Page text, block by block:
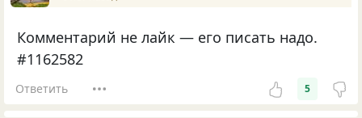
Комментарий не лайк — его писать надо.
#1162582
Ответить 5